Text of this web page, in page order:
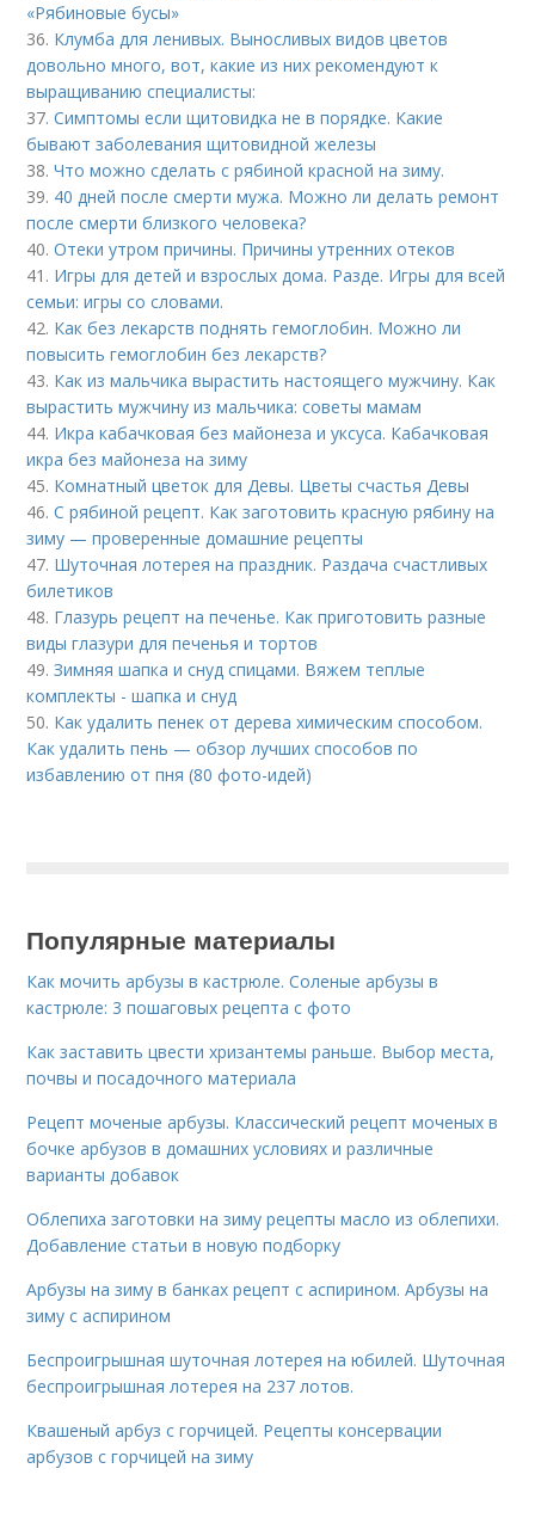
«Рябиновые бусы»
36. Клумба для ленивых. Выносливых видов цветов
довольно много, вот, какие из них рекомендуют к
выращиванию специалисты:
37.Симптомы если щитовидка не в порядке. Какие
бывают заболевания щитовидной железы
38.Что можно сделать с рябиной красной на зиму.
39. 40 дней после смерти мужа. Можно ли делать ремонт
после смерти близкого человека?
40.Отеки утром причины. Причины утренних отеков
41. Игры для детей и взрослых дома. Разде. Игры для всей
семьи: игры со словами.
42. Как без лекарств поднять гемоглобин. Можно ли
повысить гемоглобин без лекарств?
43. Как из мальчика вырастить настоящего мужчину. Как
вырастить мужчину из мальчика: советы мамам
44. Икра кабачковая без майонеза и уксуса. Кабачковая
икра без майонеза на зиму
45. Комнатный цветок для Девы. Цветы счастья Девы
46.С рябиной рецепт. Как заготовить красную рябину на
зиму — проверенные домашние рецепты
47. Шуточная лотерея на праздник. Раздача счастливых
билетиков
48. Глазурь рецепт на печенье. Как приготовить разные
виды глазури для печенья и тортов
49.Зимняя шапка и снуд спицами. Вяжем теплые
комплекты - шапка и снуд
50. Как удалить пенек от дерева химическим способом.
Как удалить пень — обзор лучших способов по
избавлению от пня (80 фото-идей)
Популярные материалы
Как мочить арбузы в кастрюле. Соленые арбузы в
кастрюле: 3 пошаговых рецепта с фото
Как заставить цвести хризантемы раньше. Выбор места,
почвы и посадочного материала
Рецепт моченые арбузы. Классический рецепт моченых в
бочке арбузов в домашних условиях и различные
варианты добавок
Облепиха заготовки на зиму рецепты масло из облепихи.
Добавление статьи в новую подборку
Арбузы на зиму в банках рецепт с аспирином. Арбузы на
зиму с аспирином
Беспроигрышная шуточная лотерея на юбилей. Шуточная
беспроигрышная лотерея на 237 лотов.
Квашеный арбуз с горчицей. Рецепты консервации
арбузов с горчицей на зиму